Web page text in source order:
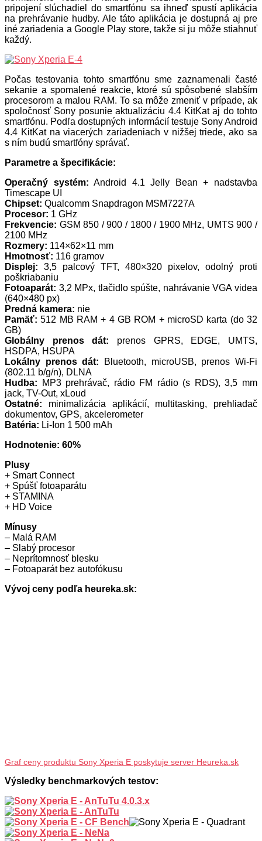
pripojení slúchadiel do smartfónu sa ihneď spustí aplikácia
na prehrávanie hudby. Ale táto aplikácia je dostupná aj pre
iné zariadenia a Google Play store, takže si ju môže stiahnuť
každý.
Počas testovania tohto smartfónu sme zaznamenali časté
sekanie a spomalené reakcie, ktoré sú spôsobené slabším
procesorom a malou RAM. To sa môže zmeniť v prípade, ak
spoločnosť Sony posunie aktualizáciu 4.4 KitKat aj do tohto
smartfónu. Podľa dostupných informácií testuje Sony Android
4.4 KitKat na viacerých zariadeniach v nižšej triede, ako sa
s ním budú smartfóny správať.
Parametre a špecifikácie:
Operačný systém: Android 4.1 Jelly Bean + nadstavba
Timescape UI
Chipset: Qualcomm Snapdragon MSM7227A
Procesor: 1 GHz
Frekvencie: GSM 850 / 900 / 1800 / 1900 MHz, UMTS 900 /
2100 MHz
Rozmery: 114×62×11 mm
Hmotnosť: 116 gramov
Displej: 3,5 palcový TFT, 480×320 pixelov, odolný proti
poškriabaniu
Fotoaparát: 3,2 MPx, tlačidlo spúšte, nahrávanie VGA videa
(640×480 px)
Predná kamera: nie
Pamäť: 512 MB RAM + 4 GB ROM + microSD karta (do 32
GB)
Globálny prenos dát: prenos GPRS, EDGE, UMTS,
HSDPA, HSUPA
Lokálny prenos dát: Bluetooth, microUSB, prenos Wi-Fi
(802.11 b/g/n), DLNA
Hudba: MP3 prehrávač, rádio FM rádio (s RDS), 3,5 mm
jack, TV-Out, xLoud
Ostatné: minimalizácia aplikácií, multitasking, prehliadač
dokumentov, GPS, akcelerometer
Batéria: Li-Ion 1 500 mAh
Hodnotenie: 60%
Plusy
+ Smart Connect
+ Spúšť fotoaparátu
+ STAMINA
+ HD Voice
Mínusy
– Malá RAM
– Slabý procesor
– Neprítomnosť blesku
– Fotoaparát bez autofókusu
Vývoj ceny podľa heureka.sk:
Graf ceny produktu Sony Xperia E poskytuje server Heureka.sk
Výsledky benchmarkových testov: